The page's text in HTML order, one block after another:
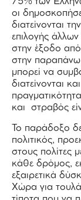
οι
διατείνονται
επιλογής
στην έξοδο
στην παραπάνω
μπορεί να
διατείνονται
και στραβός
Το παράδοξο
πολιτικός,
στους πολίτες
κάθε δρόμος,
εξαιρετικά
Χώρα για